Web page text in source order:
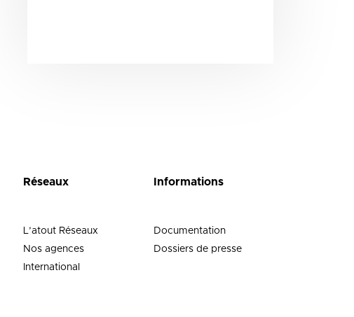
Réseaux
L’atout Réseaux
Nos agences
International
Informations
Documentation
Dossiers de presse